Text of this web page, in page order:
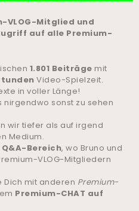
VLOG-Mitglied und
auf alle Premium-
1.801 Beiträge mit
Video-Spielzeit.
in voller Länge!
nirgendwo sonst zu sehen
wir tiefer als auf irgend
Medium.
Q&A-Bereich, wo Bruno und
VLOG-Mitgliedern
Dich mit anderen Premium-
Premium-CHAT auf